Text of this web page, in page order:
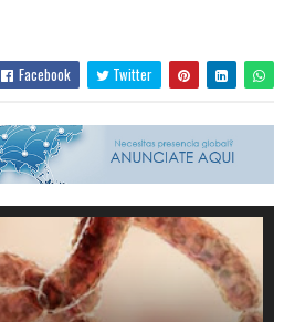
Facebook Twitter